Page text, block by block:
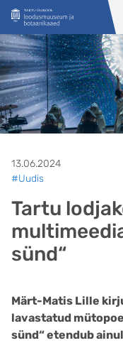
Liigu edasi põhisisu
13.06.2024
#Uudis
Tartu
sünd“
Märt-Matis Lille
lavastatud
sünd“ etendub